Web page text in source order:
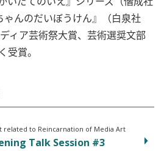
んのだいぼうけん』（白泉社
ィア芸術祭大賞、芸術選奨文部
受賞。
related to Reincarnation of Media Art
Talk Session #3